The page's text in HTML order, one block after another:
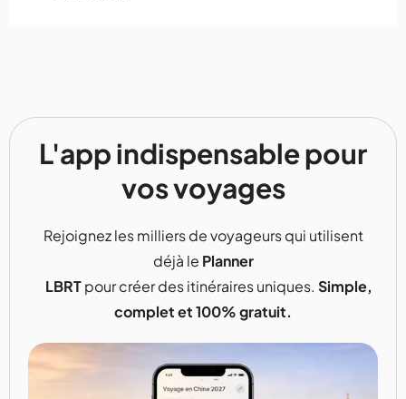
L'app indispensable pour
vos voyages
Rejoignez les milliers de voyageurs qui utilisent
déjà le Planner
LBRTpour créer des itinéraires uniques. Simple,
complet et 100% gratuit.